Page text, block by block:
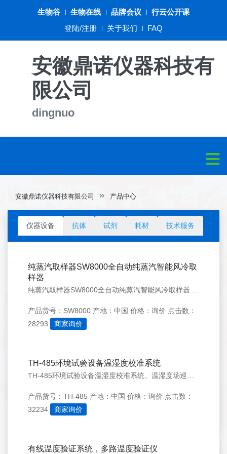
生物谷 生物在线 品牌会议
行云公开课
登陆/注册
关于我们 FAQ
安徽鼎诺仪器科技有
限公司
dingnuo
安徽鼎诺仪器科技有限公司 产品中心
仪器设备 抗体 试剂 耗材 技术服务
纯蒸汽取样器SW8000全自动纯蒸汽智能风冷取
样器
产品货号：SW8000 产地：中国 价格：询价 点击数：
28293
商家询价
TH-485环境试验设备温湿度校准系统
产品货号：TH-485 产地：中国 价格：询价 点击数：
32234
商家询价
有线温度验证系统，多路温度验证仪